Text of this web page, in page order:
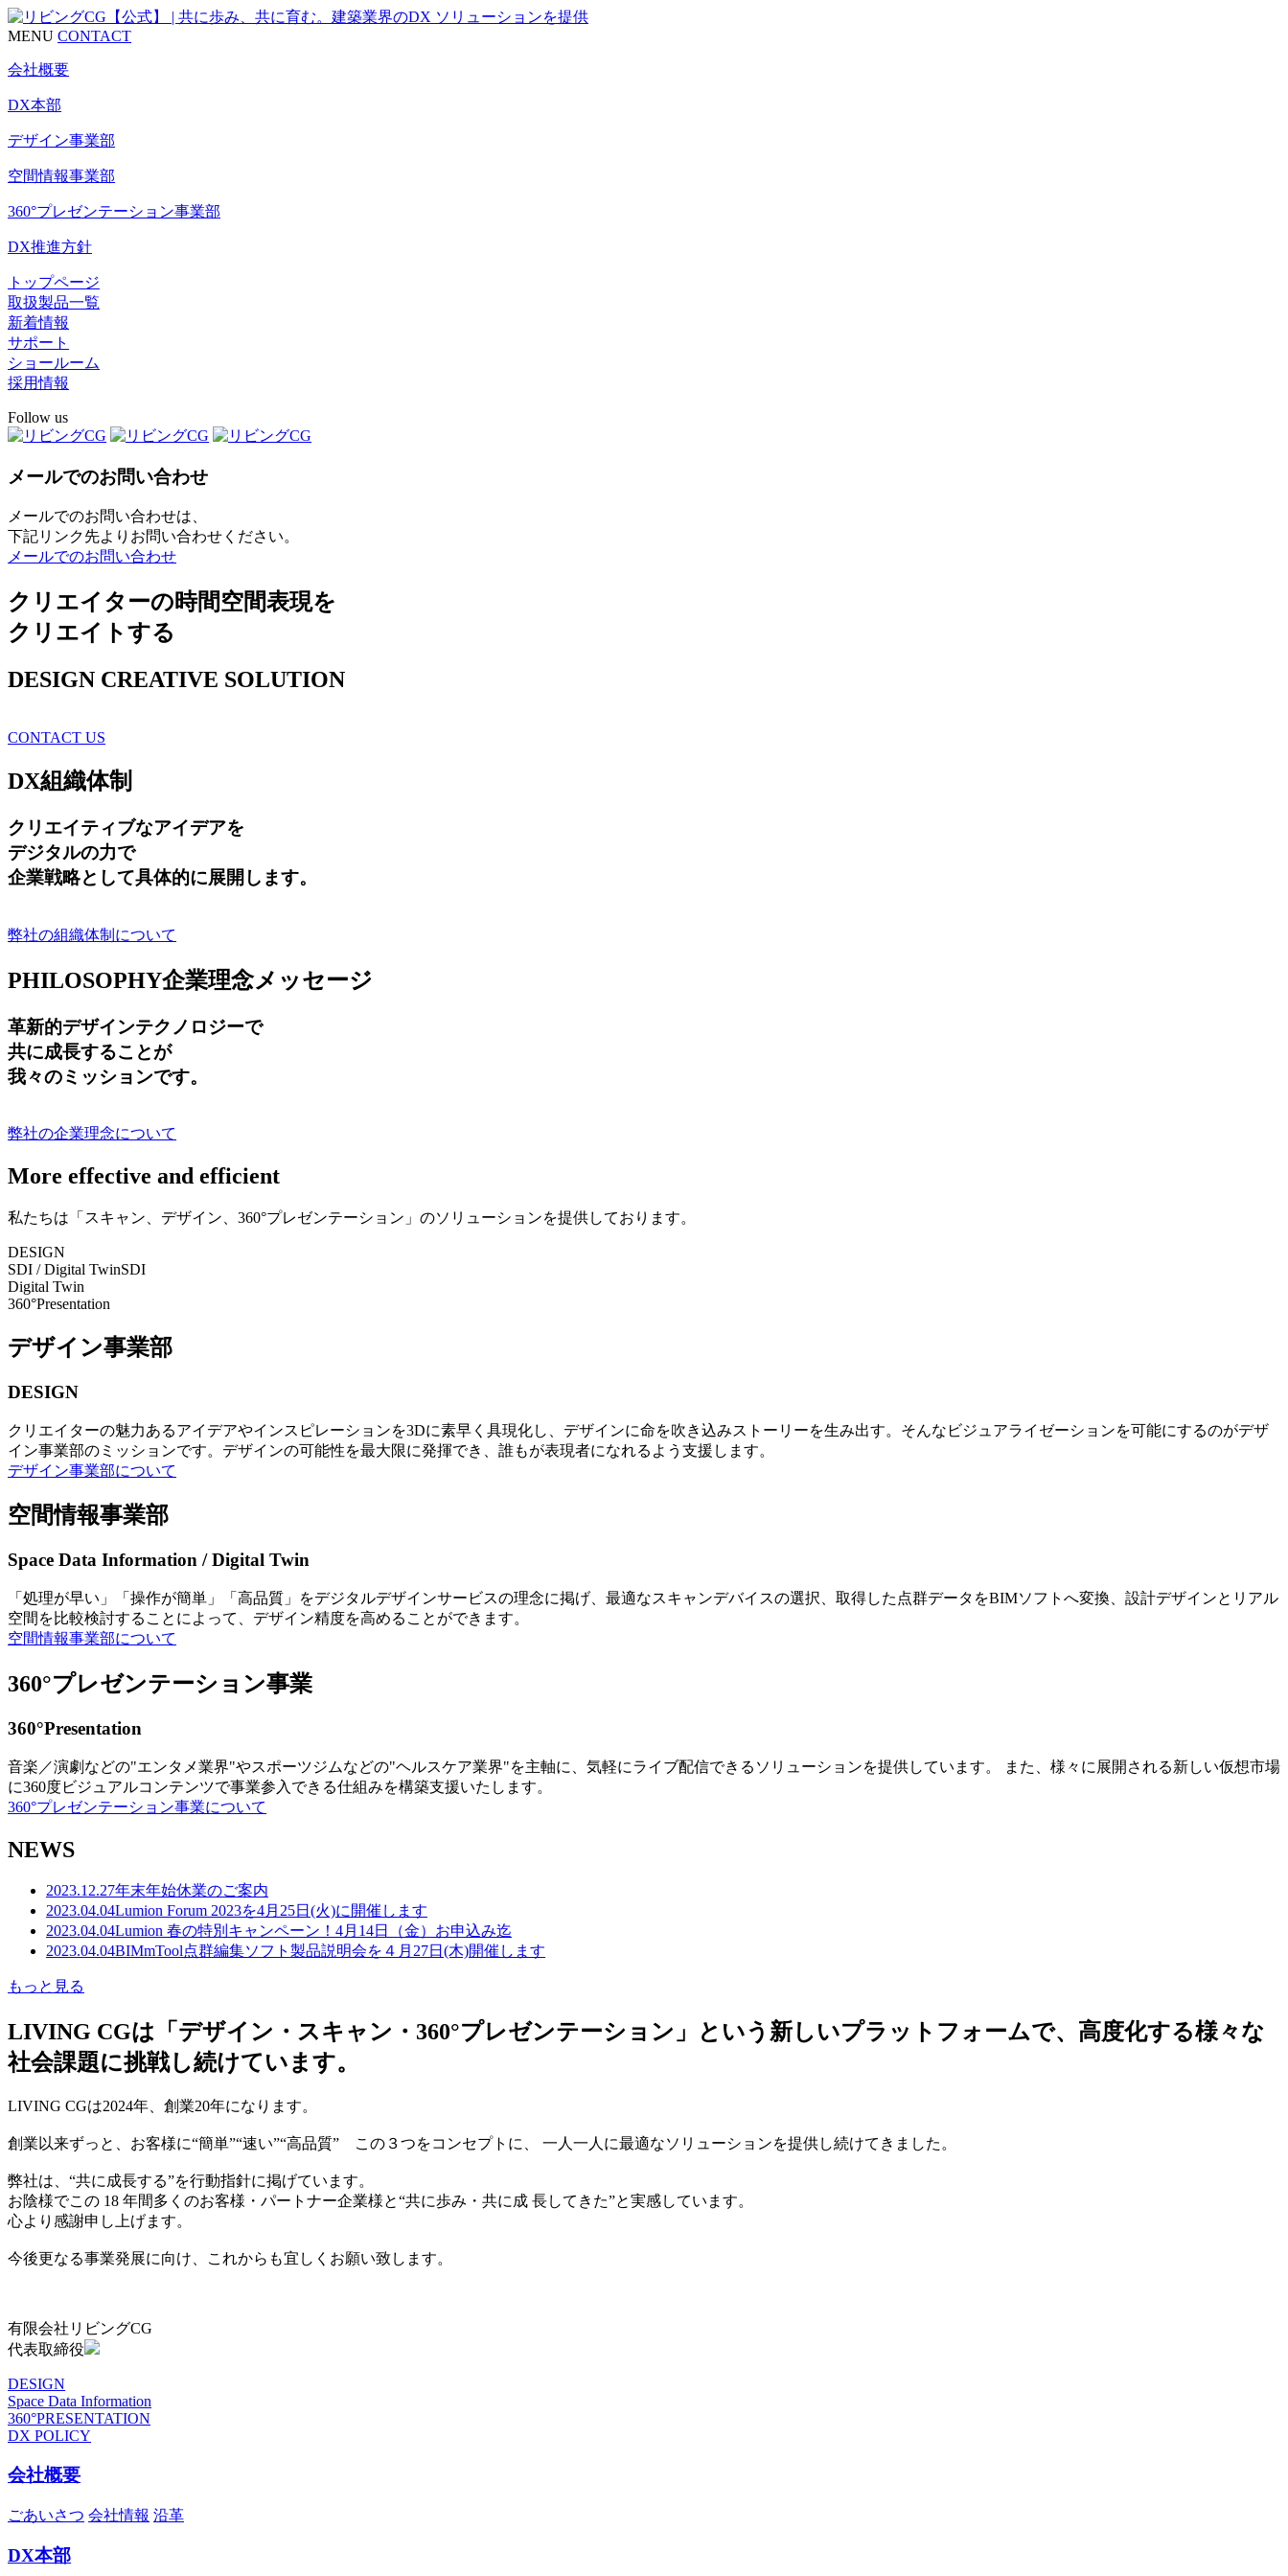
MENU CONTACT
会社概要
DX本部
デザイン事業部
空間情報事業部
360°プレゼンテーション事業部
DX推進方針
トップページ
取扱製品一覧
新着情報
サポート
ショールーム
採用情報
Follow us
メールでのお問い合わせ
メールでのお問い合わせは、
下記リンク先よりお問い合わせください。
メールでのお問い合わせ
クリエイターの時間空間表現を
クリエイトする
DESIGN CREATIVE SOLUTION
CONTACT US
DX組織体制
クリエイティブなアイデアを
デジタルの力で
企業戦略として具体的に展開します。
弊社の組織体制について
PHILOSOPHY企業理念メッセージ
革新的デザインテクノロジーで
共に成長することが
我々のミッションです。
弊社の企業理念について
More effective and efficient
私たちは「スキャン、デザイン、360°プレゼンテーション」のソリューションを提供しております。
DESIGN
SDI / Digital TwinSDI
Digital Twin
360°Presentation
デザイン事業部
DESIGN
クリエイターの魅力あるアイデアやインスピレーションを3Dに素早く具現化し、デザインに命を吹き込みストーリーを生み出す。そんなビジュアライゼーションを可能にするのがデザ
イン事業部のミッションです。デザインの可能性を最大限に発揮でき、誰もが表現者になれるよう支援します。
デザイン事業部について
空間情報事業部
Space Data Information / Digital Twin
「処理が早い」「操作が簡単」「高品質」をデジタルデザインサービスの理念に掲げ、最適なスキャンデバイスの選択、取得した点群データをBIMソフトへ変換、設計デザインとリアル
空間を比較検討することによって、デザイン精度を高めることができます。
空間情報事業部について
360°プレゼンテーション事業
360°Presentation
音楽／演劇などの"エンタメ業界"やスポーツジムなどの"ヘルスケア業界"を主軸に、気軽にライブ配信できるソリューションを提供しています。 また、様々に展開される新しい仮想市場
に360度ビジュアルコンテンツで事業参入できる仕組みを構築支援いたします。
360°プレゼンテーション事業について
NEWS
2023.12.27年末年始休業のご案内
2023.04.04Lumion Forum 2023を4月25日(火)に開催します
2023.04.04Lumion 春の特別キャンペーン！4月14日（金）お申込み迄
2023.04.04BIMmTool点群編集ソフト製品説明会を４月27日(木)開催します
もっと見る
LIVING CGは「デザイン・スキャン・360°プレゼンテーション」という新しいプラットフォームで、高度化する様々な
社会課題に挑戦し続けています。
LIVING CGは2024年、創業20年になります。
創業以来ずっと、お客様に“簡単”“速い”“高品質” この３つをコンセプトに、 一人一人に最適なソリューションを提供し続けてきました。
弊社は、“共に成長する”を行動指針に掲げています。
お陰様でこの 18 年間多くのお客様・パートナー企業様と“共に歩み・共に成 長してきた”と実感しています。
心より感謝申し上げます。
今後更なる事業発展に向け、これからも宜しくお願い致します。
有限会社リビングCG
代表取締役
DESIGN
Space Data Information
360°PRESENTATION
DX POLICY
会社概要
ごあいさつ 会社情報 沿革
DX本部